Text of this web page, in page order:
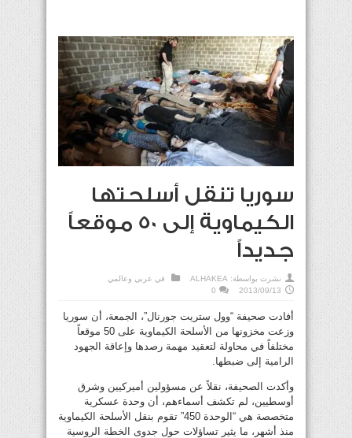
سوريا تنقل أسلحتها
الكيماوية إلى 50 موقعاً
جديداً
نشرت بواسطة: ALHAKEA في عربي وعالمي
2013/09/13
0
أفادت صحيفة “وول ستريت جورنال”، الجمعة، أن سوريا
وزعت مخزونها من الأسلحة الكيماوية على 50 موقعاً
مختلفاً في محاولة لتعقيد مهمة رصدها وإعاقة الجهود
الرامية إلى ضبطها.
وأكدت الصحيفة، نقلاً عن مسؤولين أميركيين وشرق
أوسطيين، لم تكشف أسماءهم، أن وحدة عسكرية
متخصصة هي “الوحدة 450” تقوم بنقل الأسلحة الكيماوية
منذ أشهر، ما يثير تساؤلات حول جدوى الخطة الروسية